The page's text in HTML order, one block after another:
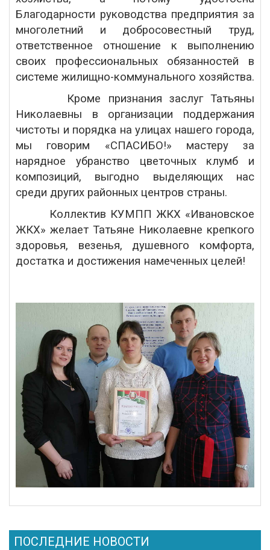
Благодарности руководства предприятия за
многолетний и добросовестный труд,
ответственное отношение к выполнению
своих профессиональных обязанностей в
системе жилищно-коммунального хозяйства.
Кроме признания заслуг Татьяны
Николаевны в организации поддержания
чистоты и порядка на улицах нашего города,
мы говорим «СПАСИБО!» мастеру за
нарядное убранство цветочных клумб и
композиций, выгодно выделяющих нас
среди других районных центров страны.
Коллектив КУМПП ЖКХ «Ивановское
ЖКХ» желает Татьяне Николаевне крепкого
здоровья, везенья, душевного комфорта,
достатка и достижения намеченных целей!
ПОСЛЕДНИЕ НОВОСТИ